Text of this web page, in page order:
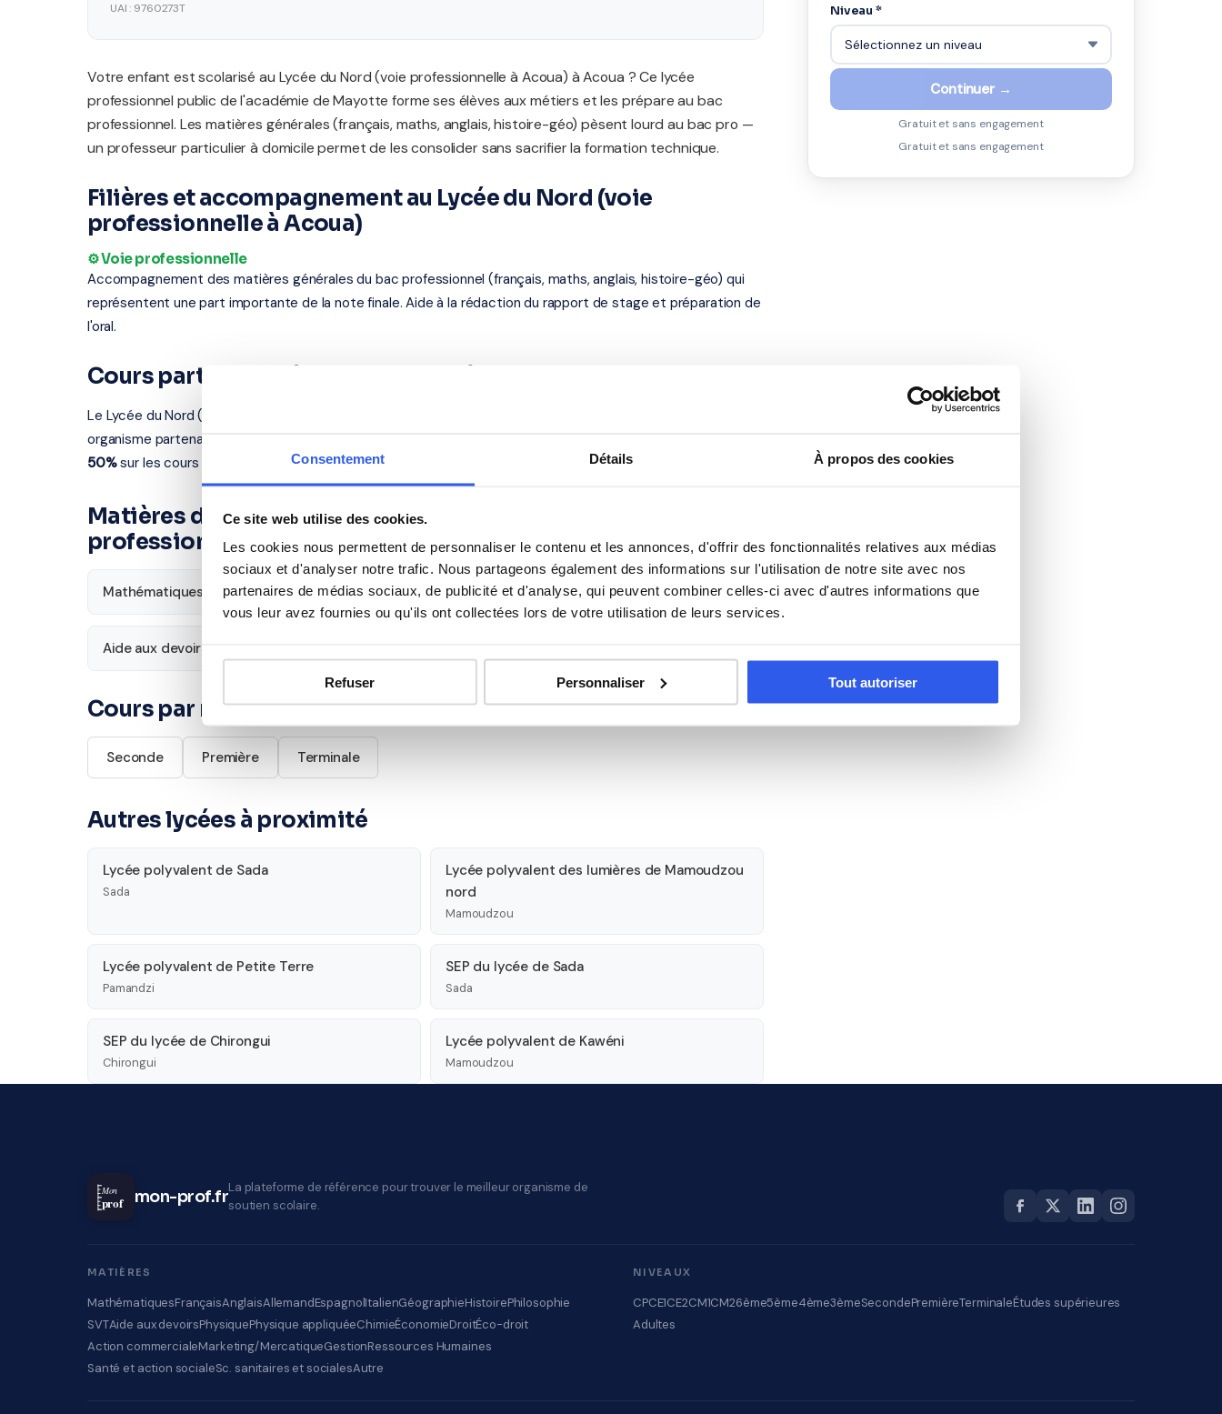
Consentement Détails À propos des cookies
Ce site web utilise des cookies.
Les cookies nous permettent de personnaliser le contenu et les annonces, d'offrir des fonctionnalités relatives aux médias
sociaux et d'analyser notre trafic. Nous partageons également des informations sur l'utilisation de notre site avec nos
partenaires de médias sociaux, de publicité et d'analyse, qui peuvent combiner celles-ci avec d'autres informations que
vous leur avez fournies ou qu'ils ont collectées lors de votre utilisation de leurs services.
Refuser Personnaliser Tout autoriser
UAI : 9760273T
Votre enfant est scolarisé au Lycée du Nord (voie professionnelle à Acoua) à Acoua ? Ce lycée
professionnel public de l'académie de Mayotte forme ses élèves aux métiers et les prépare au bac
professionnel. Les matières générales (français, maths, anglais, histoire-géo) pèsent lourd au bac pro —
un professeur particulier à domicile permet de les consolider sans sacrifier la formation technique.
Filières et accompagnement au Lycée du Nord (voie
professionnelle à Acoua)
⚙️ Voie professionnelle
Accompagnement des matières générales du bac professionnel (français, maths, anglais, histoire-géo) qui
représentent une part importante de la note finale. Aide à la rédaction du rapport de stage et préparation de
l'oral.
Cours particuliers à Acoua — académie de Mayotte
Le Lycée du Nord (voie professionnelle à Acoua) se situe au 1 rue du collège, à Acoua (97630). Notre
organisme partenaire se déplace chez vous à Acoua et alentours. Tous ouvrent droit au
50%sur les cours à domicile.
Matières disponibles pour les élèves du Lycée du Nord (voie
professionnelle à Acoua)
Mathématiques Français Anglais
Aide aux devoirs
Cours par niveau
Seconde Première Terminale
Autres lycées à proximité
Lycée polyvalent de Sada
Sada
Lycée polyvalent des lumières de Mamoudzou
nord
Mamoudzou
Lycée polyvalent de Petite Terre
Pamandzi
SEP du lycée de Sada
Sada
SEP du lycée de Chirongui
Chirongui
Lycée polyvalent de Kawéni
Mamoudzou
Niveau *
Continuer →
Gratuit et sans engagement
Gratuit et sans engagement
Mon
prof mon-prof.frLa plateforme de référence pour trouver le meilleur organisme de
soutien scolaire.
MATIÈRES
MathématiquesFrançaisAnglaisAllemandEspagnolItalienGéographieHistoirePhilosophie
SVTAide aux devoirsPhysiquePhysique appliquéeChimieÉconomieDroitÉco-droit
Action commercialeMarketing/MercatiqueGestionRessources Humaines
Santé et action socialeSc. sanitaires et socialesAutre
NIVEAUX
CPCE1CE2CM1CM26ème5ème4ème3èmeSecondePremièreTerminaleÉtudes supérieures
Adultes